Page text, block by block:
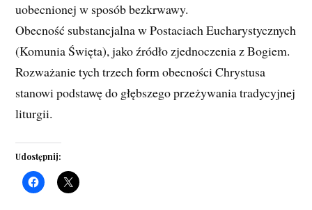
uobecnionej w sposób bezkrwawy.
Obecność substancjalna w Postaciach Eucharystycznych
(Komunia Święta), jako źródło zjednoczenia z Bogiem.
Rozważanie tych trzech form obecności Chrystusa
stanowi podstawę do głębszego przeżywania tradycyjnej
liturgii.
Udostępnij: